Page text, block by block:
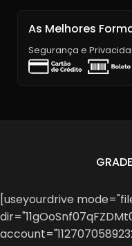
As Melhores
Segurança e
[useyourdrive